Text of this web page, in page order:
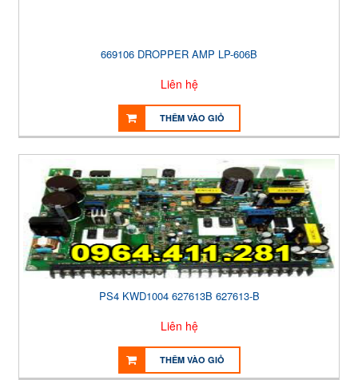
669106 DROPPER AMP LP-606B
Liên hệ
THÊM VÀO GIỎ
PS4 KWD1004 627613B 627613-B
Liên hệ
THÊM VÀO GIỎ